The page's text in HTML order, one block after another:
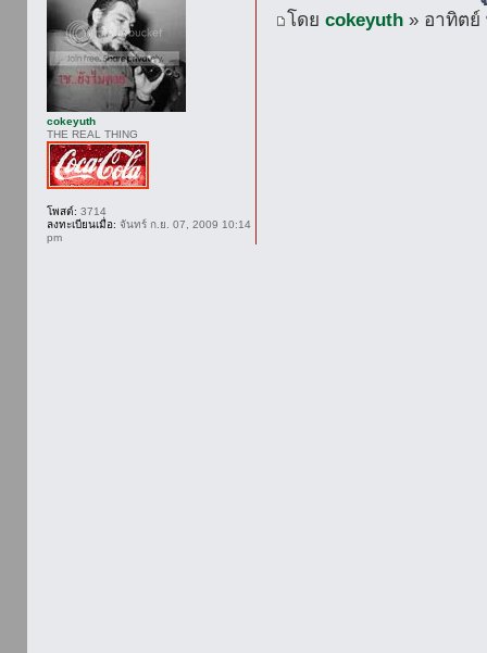
โดยcokeyuth » อาทิตย์
cokeyuth
THE REAL THING
โพสต์: 3714
ลงทะเบียนเมื่อ: จันทร์ ก.ย. 07, 2009 10:14
pm